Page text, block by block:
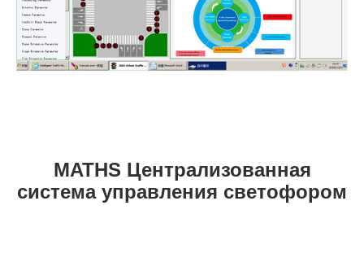
MATHS Централизованная
система управления светофором